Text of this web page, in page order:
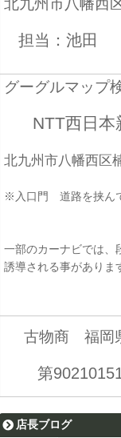
北九州市八幡西
担当：池田
グーグルマップ
NTT西日本
北九州市八幡西区
※入口門 道路を挟ん
一部のカーナビでは、
誘導される事がありま
古物商 福岡
第
店長ブログ